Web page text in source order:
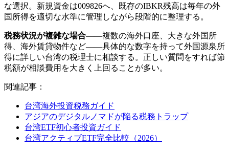
な選択。新規資金は009826へ、既存のIBKR残高は毎年の外
国所得を適切な水準に管理しながら段階的に整理する。
税務状況が複雑な場合——複数の海外口座、大きな外国所
得、海外賃貸物件など——具体的な数字を持って外国源泉所
得に詳しい台湾の税理士に相談する。正しい質問をすれば節
税額が相談費用を大きく上回ることが多い。
関連記事：
台湾海外投資税務ガイド
アジアのデジタルノマドが陥る税務トラップ
台湾ETF初心者投資ガイド
台湾アクティブETF完全比較（2026）